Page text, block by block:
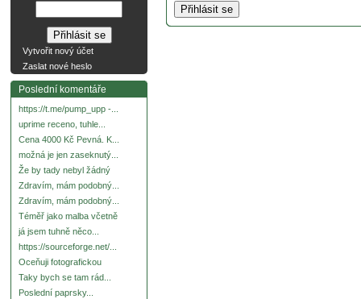
Vytvořit nový účet
Zaslat nové heslo
Poslední komentáře
https://t.me/pump_upp -...
uprime receno, tuhle...
Cena 4000 Kč Pevná. K...
možná je jen zaseknutý...
Že by tady nebyl žádný
Zdravím, mám podobný...
Zdravím, mám podobný...
Téměř jako malba včetně
já jsem tuhně něco...
https://sourceforge.net/...
Oceňuji fotografickou
Taky bych se tam rád...
Poslední paprsky...